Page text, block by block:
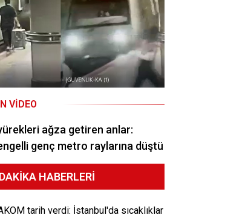
VIDEO
ağza getiren anlar:
genç metro raylarına düştü
HABERLERI
tarih verdi: İstanbul'da sıcaklıklar